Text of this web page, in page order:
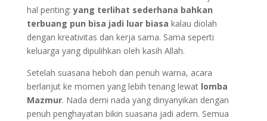
hal penting:yang terlihat sederhana bahkan
terbuang pun bisa jadi luar biasa kalau diolah
dengan kreativitas dan kerja sama. Sama seperti
keluarga yang dipulihkan oleh kasih Allah.
Setelah suasana heboh dan penuh warna, acara
berlanjut ke momen yang lebih tenang lewat lomba
Mazmur. Nada demi nada yang dinyanyikan dengan
penuh penghayatan bikin suasana jadi adem. Semua